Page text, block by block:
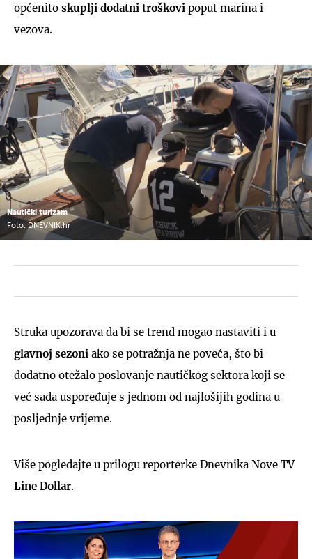
općenito skuplji dodatni troškovi poput marina i
vezova.
Nautički turizam
Foto: DNEVNIK.hr
Struka upozorava da bi se trend mogao nastaviti i u
glavnoj sezoni ako se potražnja ne poveća, što bi
dodatno otežalo poslovanje nautičkog sektora koji se
već sada uspoređuje s jednom od najlošijih godina u
posljednje vrijeme.
Više pogledajte u prilogu reporterke Dnevnika Nove TV
Line Dollar.